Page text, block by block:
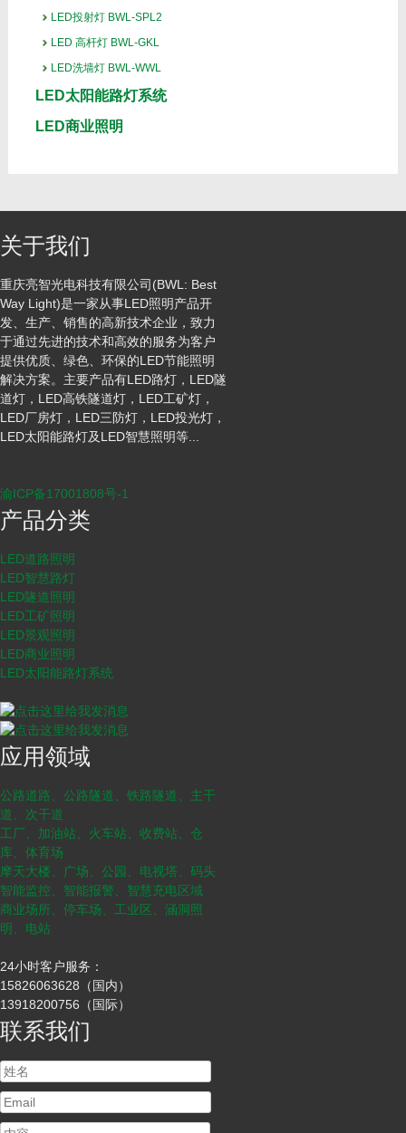
LED投射灯 BWL-SPL2
LED 高杆灯 BWL-GKL
LED洗墙灯 BWL-WWL
LED太阳能路灯系统
LED商业照明
关于我们
重庆亮智光电科技有限公司(BWL: Best
Way Light)是一家从事LED照明产品开
发、生产、销售的高新技术企业，致力
于通过先进的技术和高效的服务为客户
提供优质、绿色、环保的LED节能照明
解决方案。主要产品有LED路灯，LED隧
道灯，LED高铁隧道灯，LED工矿灯，
LED厂房灯，LED三防灯，LED投光灯，
LED太阳能路灯及LED智慧照明等...
渝ICP备17001808号-1
产品分类
LED道路照明
LED智慧路灯
LED隧道照明
LED工矿照明
LED景观照明
LED商业照明
LED太阳能路灯系统
应用领域
公路道路、公路隧道、铁路隧道、主干
道、次干道
工厂、加油站、火车站、收费站、仓
库、体育场
摩天大楼、广场、公园、电视塔、码头
智能监控、智能报警、智慧充电区域
商业场所、停车场、工业区、涵洞照
明、电站
24小时客户服务：
15826063628（国内）
13918200756（国际）
联系我们